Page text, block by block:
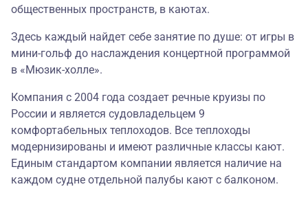
общественных пространств, в каютах.
Здесь каждый найдет себе занятие по душе: от игры в
мини-гольф до наслаждения концертной программой
в «Мюзик-холле».
Компания с 2004 года создает речные круизы по
России и является судовладельцем 9
комфортабельных теплоходов. Все теплоходы
модернизированы и имеют различные классы кают.
Единым стандартом компании является наличие на
каждом судне отдельной палубы кают с балконом.